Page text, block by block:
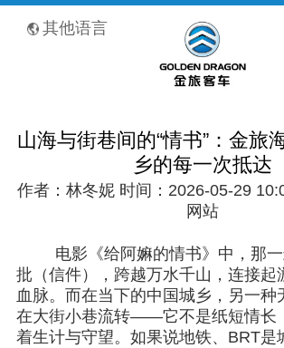
其他语言
山海与街巷间的“情书”：金旅
乡的每一次抵达
作者：林冬妮 时间：2026-05-29
网站
电影《给阿嫲的情书》中，那
批（信件），跨越万水千山，连接起
血脉。而在当下的中国城乡，另一种
在大街小巷流转——它不是纸短情长
着生计与守望。如果说地铁、BRT是